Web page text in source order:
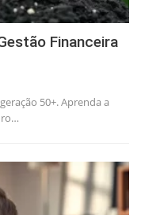
Financeira
50+. Aprenda a